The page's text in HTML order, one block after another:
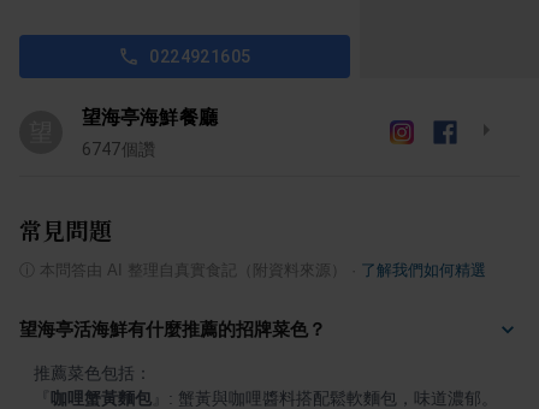
0224921605
望海亭海鮮餐廳
6747個讚
常見問題
本問答由 AI 整理自真實食記（附資料來源） 了解我們如何精選
望海亭活海鮮有什麼推薦的招牌菜色？
咖哩蟹黃麵包